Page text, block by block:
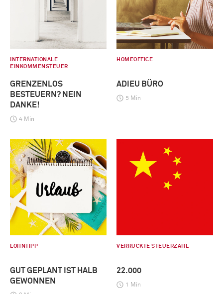
INTERNATIONALE
EINKOMMENSTEUER
GRENZENLOS
BESTEUERN? NEIN
DANKE!
4 Min
HOMEOFFICE
ADIEU BÜRO
5 Min
LOHNTIPP
GUT GEPLANT IST HALB
GEWONNEN
VERRÜCKTE STEUERZAHL
22.000
1 Min